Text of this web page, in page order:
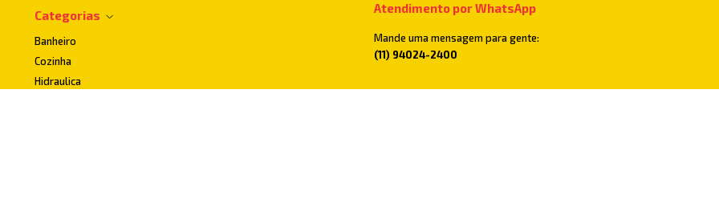
Categorias
Banheiro
Cozinha
Hidraulica
Atendimento por WhatsApp
Mande uma mensagem para gente:
(11) 94024-2400